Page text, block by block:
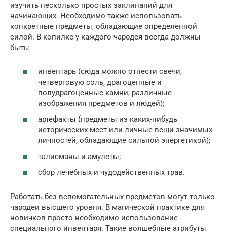
изучить несколько простых заклинаний для
начинающих. Необходимо также использовать
конкретные предметы, обладающие определенной
силой. В копилке у каждого чародея всегда должны
быть:
инвентарь (сюда можно отнести свечи,
четверговую соль, драгоценные и
полудрагоценные камни, различные
изображения предметов и людей);
артефакты (предметы из каких-нибудь
исторических мест или личные вещи значимых
личностей, обладающие сильной энергетикой);
талисманы и амулеты;
сбор лечебных и чудодейственных трав.
Работать без вспомогательных предметов могут только
чародеи высшего уровня. В магической практике для
новичков просто необходимо использование
специального инвентаря. Такие волшебные атрибуты